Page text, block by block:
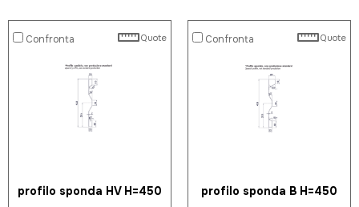
Confronta Quote
profilo sponda HV H=450
Confronta Quote
profilo sponda B H=450